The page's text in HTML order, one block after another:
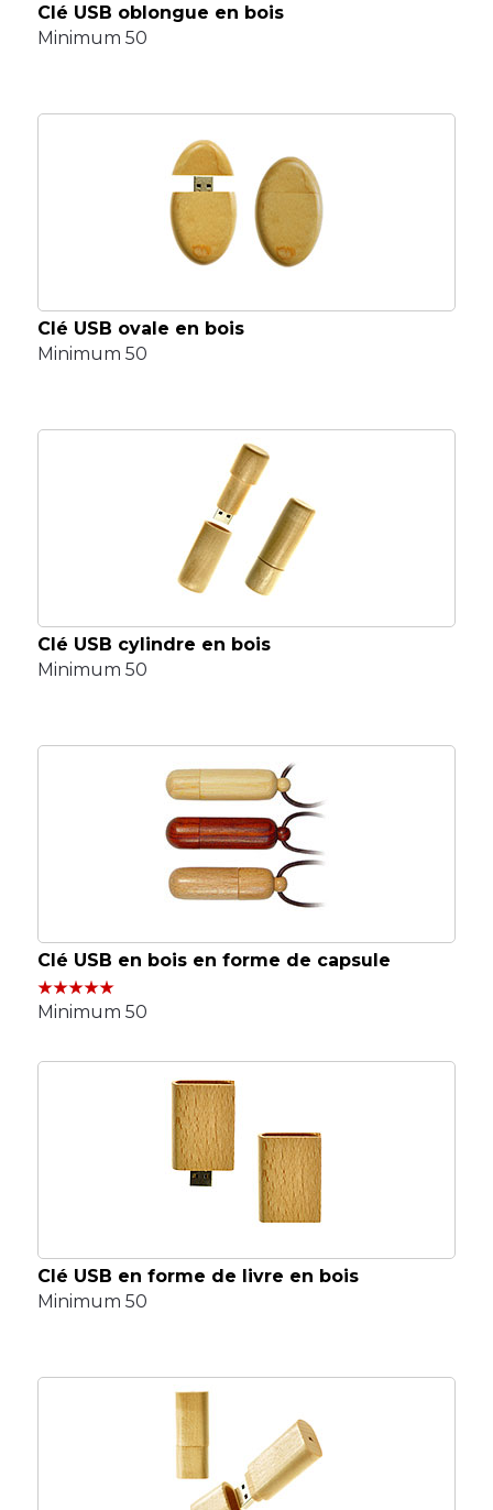
Clé USB oblongue en bois
Minimum 50
Clé USB ovale en bois
Minimum 50
Clé USB cylindre en bois
Minimum 50
Clé USB en bois en forme de capsule
Minimum 50
Clé USB en forme de livre en bois
Minimum 50